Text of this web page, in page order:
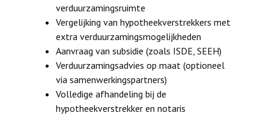
verduurzamingsruimte
Vergelijking van hypotheekverstrekkers met
extra verduurzamingsmogelijkheden
Aanvraag van subsidie (zoals ISDE, SEEH)
Verduurzamingsadvies op maat (optioneel
via samenwerkingspartners)
Volledige afhandeling bij de
hypotheekverstrekker en notaris